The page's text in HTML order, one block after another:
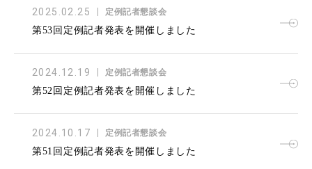
2025.02.25 定例記者懇談会
第53回定例記者発表を開催しました
2024.12.19 定例記者懇談会
第52回定例記者発表を開催しました
2024.10.17 定例記者懇談会
第51回定例記者発表を開催しました